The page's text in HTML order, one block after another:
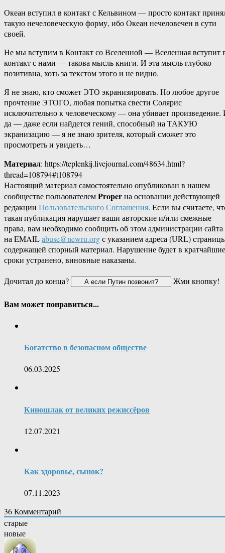
Океан вступил в контакт с Кельвином — просто контакт
такую нечеловеческую форму, ибо Океан нечеловечен в сути
своей.
Не мы вступим в Контакт со Вселенной — Вселенная вступит
контакт с нами — такова мысль книги. И эта мысль глубоко
позитивна, хоть за текстом этого и не видно.
Я не знаю, кто сможет ЭТО экранизировать. Но любое другое
прочтение ЭТОГО, любая попытка свести Солярис
исключительно к человеческому — она убивает произведение.
да — даже если найдется гений, способный на ТАКУЮ
экранизацию — я не знаю зрителя, который сможет это
просмотреть и увидеть…
Материал: https://teplenkij.livejournal.com/48634.html?
thread=108794#t108794
Настоящий материал самостоятельно опубликован в нашем
сообществе пользователемProperна основании действующей
редакции Пользовательского Соглашения. Если вы считаете,
такая публикация нарушает ваши авторские и/или смежные
права, вам необходимо сообщить об этом администрации сайта
на EMAILabuse@newru.orgс указанием адреса (URL)
содержащей спорный материал. Нарушение будет в кратчайшие
сроки устранено, виновные наказаны.
Дочитал до конца?
Жми кнопку!
Вам может понравиться...
Богатство в безопасном обществе
06.03.2025
Киношлак от великих режиссёров
12.07.2021
Как здоровье, сынок?
07.11.2023
36Комментарий
старые
новые